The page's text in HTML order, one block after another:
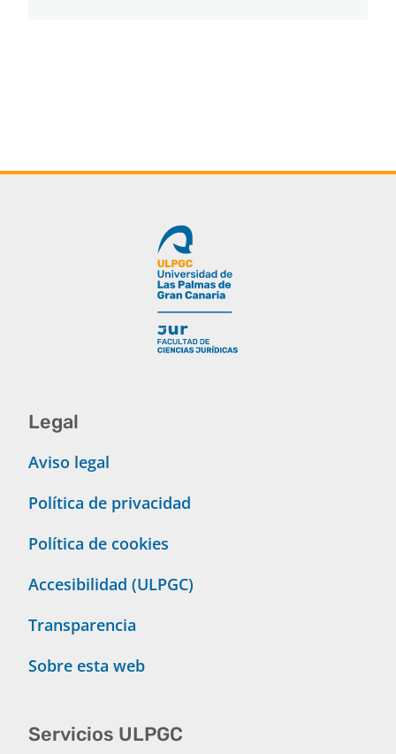
Legal
Aviso legal
Política de privacidad
Política de cookies
Accesibilidad (ULPGC)
Transparencia
Sobre esta web
Servicios ULPGC